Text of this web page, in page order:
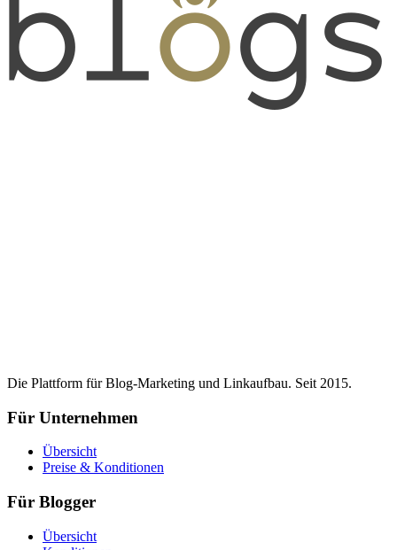
Die Plattform für Blog-Marketing und Linkaufbau. Seit 2015.
Für Unternehmen
Übersicht
Preise & Konditionen
Für Blogger
Übersicht